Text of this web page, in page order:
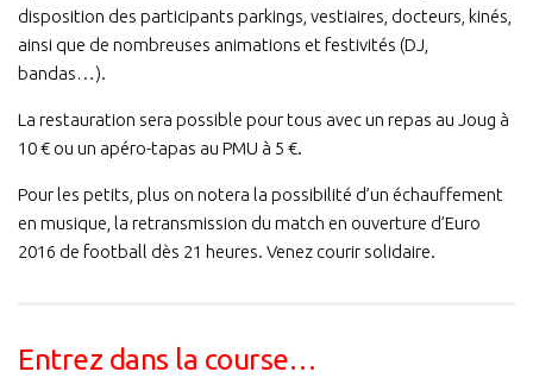
disposition des participants parkings, vestiaires, docteurs, kinés,
ainsi que de nombreuses animations et festivités (DJ,
bandas…).
La restauration sera possible pour tous avec un repas au Joug à
10 € ou un apéro-tapas au PMU à 5 €.
Pour les petits, plus on notera la possibilité d’un échauffement
en musique, la retransmission du match en ouverture d’Euro
2016 de football dès 21 heures. Venez courir solidaire.
Entrez dans la course…